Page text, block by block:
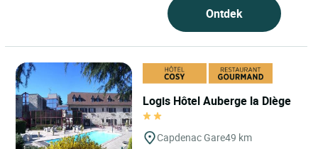
Ontdek
Logis Hôtel Auberge la Diège
Capdenac Gare49 km